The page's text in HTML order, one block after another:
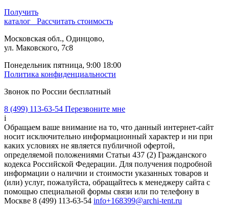
Получить
каталог
Рассчитать стоимость
Московская обл., Одинцово,
ул. Маковского, 7с8
Понедельник пятница, 9:00 18:00
Политика конфиденциальности
Звонок по России бесплатный
8 (499) 113-63-54 Перезвоните мне
i
Обращаем ваше внимание на то, что данный интернет-сайт
носит исключительно информационный характер и ни при
каких условиях не является публичной офертой,
определяемой положениями Статьи 437 (2) Гражданского
кодекса Российской Федерации. Для получения подробной
информации о наличии и стоимости указанных товаров и
(или) услуг, пожалуйста, обращайтесь к менеджеру сайта с
помощью специальной формы связи или по телефону в
Москве 8 (499) 113-63-54 info+168399@archi-tent.ru